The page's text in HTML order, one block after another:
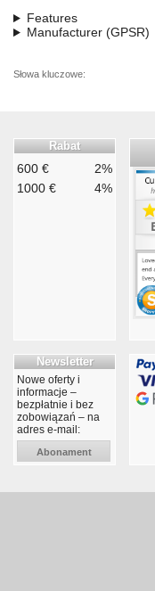
Features
Manufacturer (GPSR)
Słowa kluczowe:
Rabat
600 €
2%
1000 €
4%
Newsletter
Nowe oferty i
informacje –
bezpłatnie i bez
zobowiązań – na
adres e-mail:
Abonament